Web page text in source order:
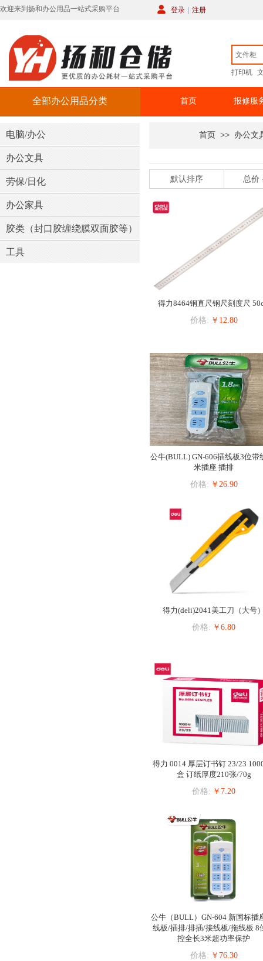
登录 注册
欢迎来到扬和办公用品一站式采购平台
打印机
首页 报修服
全部办公用品
全部办公用品分类
首页 >> 办公文
电脑/办公
办公文具
劳保/日化
办公家具
胶类（封口胶缠绕膜双面胶等）
工具
默认排序 总价
得力8464钢直尺钢尺刻度尺
价格: ￥12.80
公牛(BULL) GN-606插线板3位带
米插座 插排
价格: ￥26.90
得力(deli)2041美工刀（大号
价格: ￥6.80
得力 0014 厚层订书钉 23/23
盒 订纸厚度210张/70g
价格: ￥7.20
公牛（BULL）GN-604 新国标插
线板/插排/排插/接线板/拖线板 8
控全长3米超功率保护
价格: ￥76.30